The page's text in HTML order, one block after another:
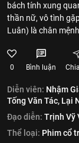
bách tính xung
thần nữ, vô tình
Luân) là chân
0 Bình luận
Diễn viên: Nhậm
Tống Văn Tác, Lại
Đạo diễn: Trịnh Vỹ
Thể loại: Phim cổ